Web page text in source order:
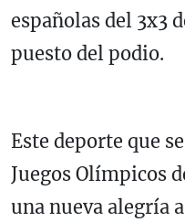
españolas del 3x3
puesto del podio.
Este deporte que
Juegos Olímpicos
una nueva alegría